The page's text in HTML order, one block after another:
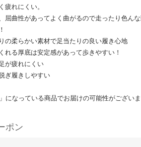
疲れにくい。
屈曲性があってよく曲がるので走ったり色ん
の柔らかい素材で足当たりの良い履き心地
れる厚底は安定感があって歩きやすい！
が疲れにくい
ぎ履きしやすい
になっている商品でお届けの可能性がございま
ポン